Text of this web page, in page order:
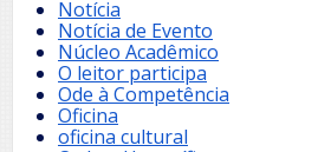
Notícia
Notícia de Evento
Núcleo Acadêmico
O leitor participa
Ode à Competência
Oficina
oficina cultural